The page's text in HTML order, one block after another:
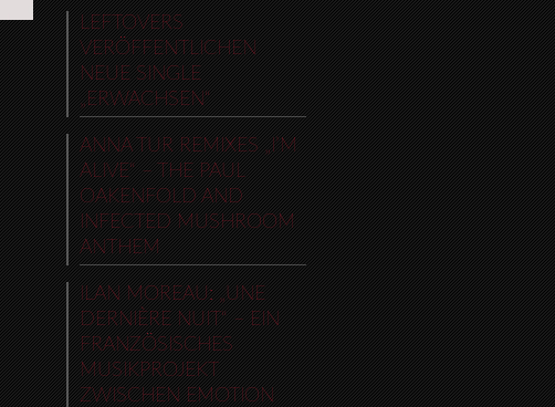
LEFTOVERS
VERÖFFENTLICHEN
NEUE SINGLE
„ERWACHSEN“
ANNA TUR REMIXES „I’M
ALIVE“ – THE PAUL
OAKENFOLD AND
INFECTED MUSHROOM
ANTHEM
ILAN MOREAU: „UNE
DERNIÈRE NUIT“ – EIN
FRANZÖSISCHES
MUSIKPROJEKT
ZWISCHEN EMOTION